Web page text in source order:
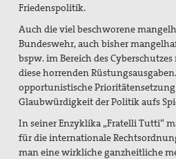
Friedenspolitik.
Auch die viel beschworene
Bundeswehr, auch bisher
bspw. im Bereich des
diese horrenden
opportunistische
Glaubwürdigkeit der Politik aufs
In seiner Enzyklika „Fratelli Tutti“
für die internationale
man eine wirkliche ganzheitliche